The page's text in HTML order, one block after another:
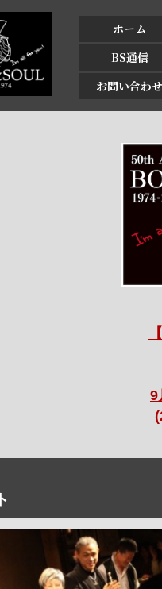
ホーム
BS通信
お問い合わせ
9